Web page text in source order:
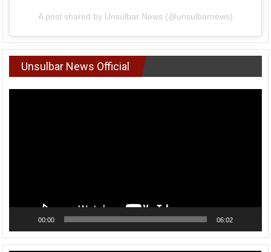
A post shared by Unsulbar News (@unsulbarnews)
Unsulbar News Official
00:00 06:02